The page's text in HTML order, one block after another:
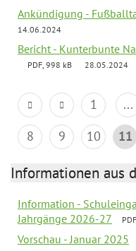
Ankündigung -
14.06.2024
Bericht - Kunterbunte
PDF, 998 kB 28.05.2024
1 ...
8
9 10 11
Informationen aus
Information -
Jahrgänge 2026-27
Vorschau - Januar 2025